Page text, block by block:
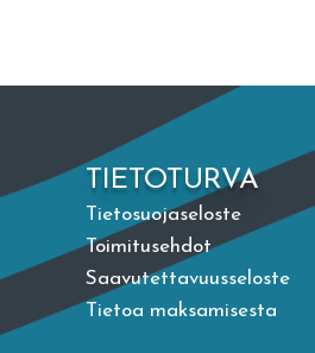
TIETOTURVA
Tietosuojaseloste
Toimitusehdot
Saavutettavuusseloste
Tietoa maksamisesta